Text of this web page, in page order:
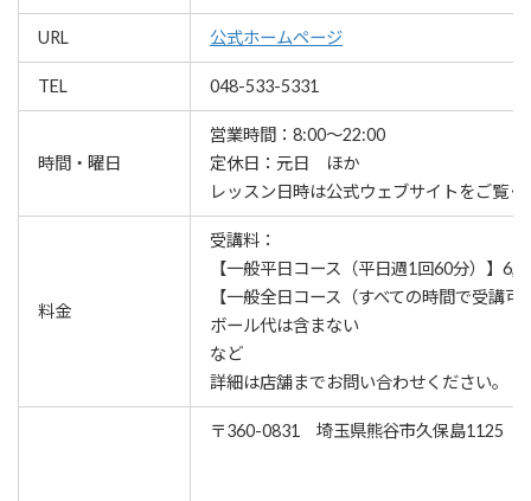
URL 公式ホームページ
TEL 048-533-5331
時間・曜日
営業時間：8:00～22:00
定休日：元日 ほか
レッスン⽇時は公式ウェブサイトをご覧く
料金
受講料：
【一般平日コース（平日週1回60分）】
【一般全日コース（すべての時間で受講可
ボール代は含まない
など
詳細は店舗までお問い合わせください。
〒360-0831 埼玉県熊谷市久保島1125